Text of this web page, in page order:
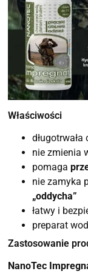
Właściwości
nie zmienia
pomaga
nie zamyka
„oddycha”
łatwy i
preparat
Zastosowanie
NanoTec